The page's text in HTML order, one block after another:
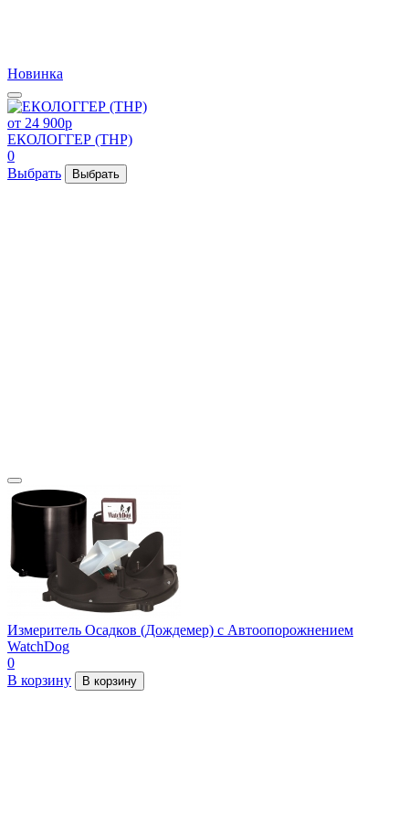
Новинка
от 24 900p
ЕКОЛОГГЕР (THP)
0
Выбрать
Выбрать
Измеритель Осадков (Дождемер) с Автоопорожнением
WatchDog
0
В корзину
В корзину